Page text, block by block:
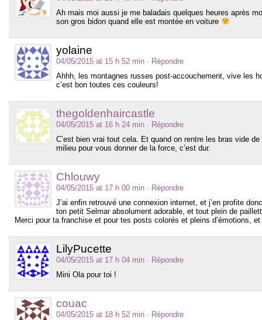
Ah mais moi aussi je me baladais quelques heures après
son gros bidon quand elle est montée en voiture
yolaine
04/05/2015 at 15 h 52 min · Répondre
Ahhh, les montagnes russes post-accouchement, vive les
c’est bon toutes ces couleurs!
thegoldenhaircastle
04/05/2015 at 16 h 24 min · Répondre
C’est bien vrai tout cela. Et quand on rentre les bras vide
milieu pour vous donner de la force, c’est dur.
Chlouwy
04/05/2015 at 17 h 00 min · Répondre
J’ai enfin retrouvé une connexion internet, et j’en profite
ton petit Selmar absolument adorable, et tout plein de
Merci pour ta franchise et pour tes posts colorés et pleins d’émotions,
LilyPucette
04/05/2015 at 17 h 04 min · Répondre
Mini Ola pour toi !
couac
04/05/2015 at 18 h 52 min · Répondre